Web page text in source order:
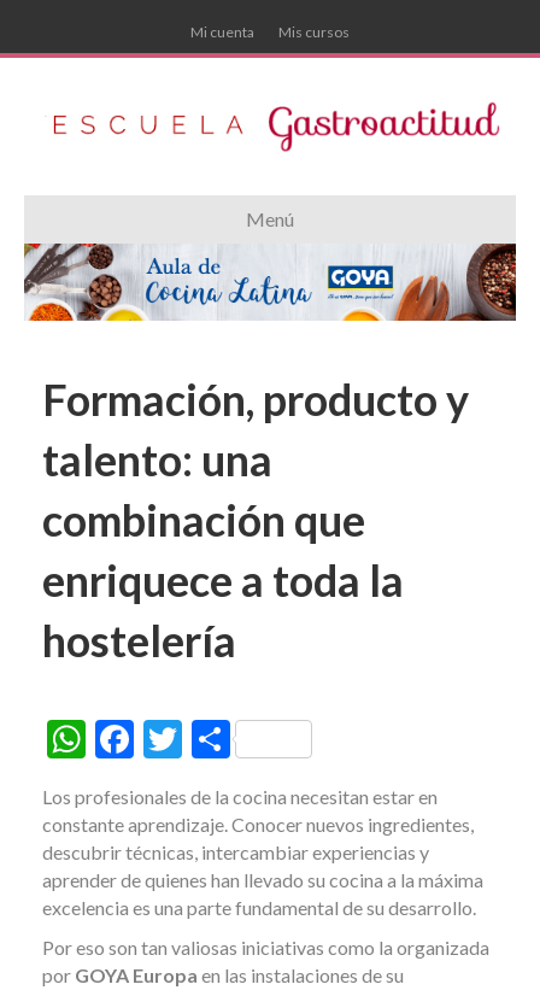
Mi cuenta Mis cursos
Menú
Formación, producto y
talento: una
combinación que
enriquece a toda la
hostelería
W
at
s
A
p
p
F
e
b
o
o
k
T
itt
er
C
m
p
ar
ti
r
Los profesionales de la cocina necesitan estar en
constante aprendizaje. Conocer nuevos ingredientes,
descubrir técnicas, intercambiar experiencias y
aprender de quienes han llevado su cocina a la máxima
excelencia es una parte fundamental de su desarrollo.
Por eso son tan valiosas iniciativas como la organizada
por GOYA Europa en las instalaciones de su